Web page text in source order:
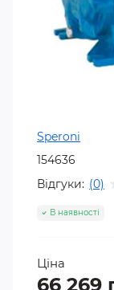
Speroni
154636
Відгуки: (0)
В наявності
Ціна
66 269